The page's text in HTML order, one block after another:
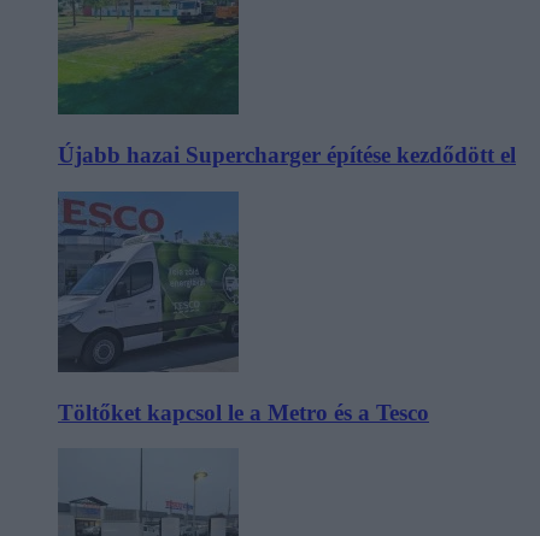
Újabb hazai Supercharger építése kezdődött el
Töltőket kapcsol le a Metro és a Tesco